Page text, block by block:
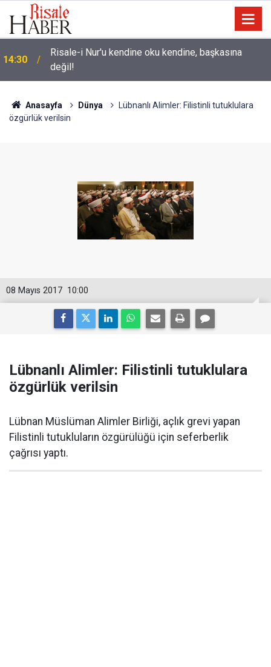
14:00
Üniversite adaylarına 'Sosyal medyanın
yönlendirdiği tercihler kariyeri riske atabilir' uyarısı
Anasayfa Dünya
Lübnanlı Alimler: Filistinli tutuklulara
özgürlük verilsin
10:00
08 Mayıs 2017
Lübnanlı Alimler: Filistinli tutuklulara
özgürlük verilsin
Lübnan Müslüman Alimler Birliği, açlık grevi yapan
Filistinli tutukluların özgürülüğü için seferberlik
çağrısı yaptı.